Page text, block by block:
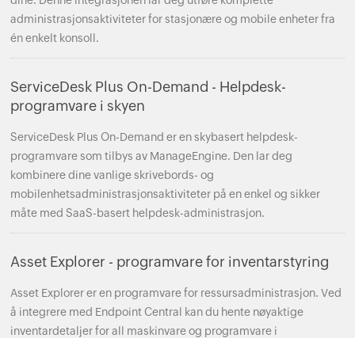
administrasjonsaktiviteter for stasjonære og mobile enheter fra
én enkelt konsoll.
ServiceDesk Plus On-Demand - Helpdesk-
programvare i skyen
ServiceDesk Plus On-Demand er en skybasert helpdesk-
programvare som tilbys av ManageEngine. Den lar deg
kombinere dine vanlige skrivebords- og
mobilenhetsadministrasjonsaktiviteter på en enkel og sikker
måte med SaaS-basert helpdesk-administrasjon.
Asset Explorer - programvare for inventarstyring
Asset Explorer er en programvare for ressursadministrasjon. Ved
å integrere med Endpoint Central kan du hente nøyaktige
inventardetaljer for all maskinvare og programvare i